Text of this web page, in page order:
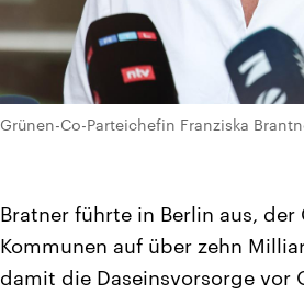
Grünen-Co-Parteichefin Franziska
Bratner führte in Berlin aus,
Kommunen auf über zehn
damit die Daseinsvorsorge vor